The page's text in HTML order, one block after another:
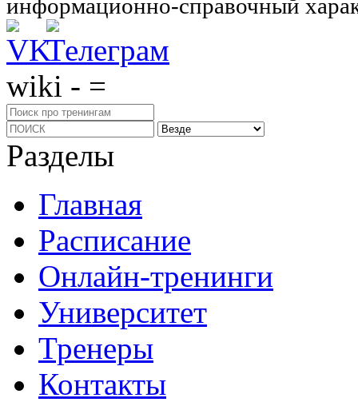
информационно-справочный
wiki - =
Разделы
Главная
Расписание
Онлайн-тренинги
Университет
Тренеры
Контакты